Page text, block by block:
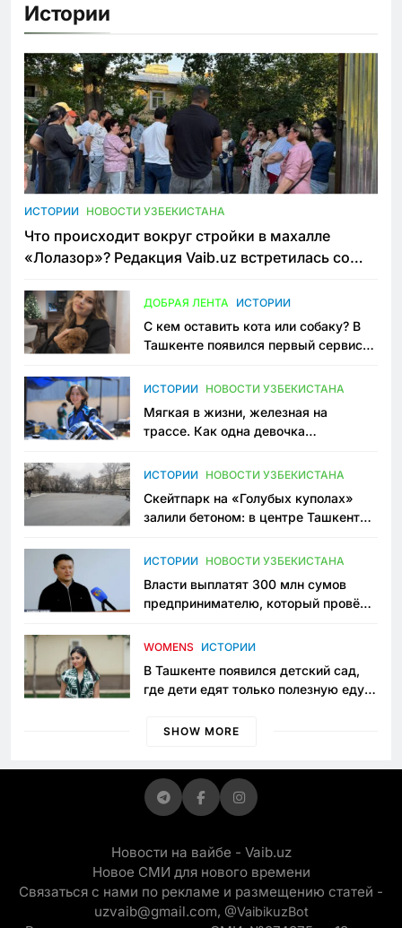
Истории
ИСТОРИИ НОВОСТИ УЗБЕКИСТАНА
Что происходит вокруг стройки в махалле
«Лолазор»? Редакция Vaib.uz встретилась со
ДОБРАЯ ЛЕНТА ИСТОРИИ
С кем оставить кота или собаку? В
Ташкенте появился первый сервис
ИСТОРИИ НОВОСТИ УЗБЕКИСТАНА
Мягкая в жизни, железная на
трассе. Как одна девочка
Узбекистане
ИСТОРИИ НОВОСТИ УЗБЕКИСТАНА
Скейтпарк на «Голубых куполах»
залили бетоном: в центре Ташкента
пространство
ИСТОРИИ НОВОСТИ УЗБЕКИСТАНА
Власти выплатят 300 млн сумов
предпринимателю, который провёл
приговору
WOMENS ИСТОРИИ
В Ташкенте появился детский сад,
где дети едят только полезную еду.
просить «кашу без сахара»
SHOW MORE
Новости на вайбе - Vaib.uz
Новое СМИ для нового времени
Связаться с нами по рекламе и размещению статей -
uzvaib@gmail.com, @VaibikuzBot